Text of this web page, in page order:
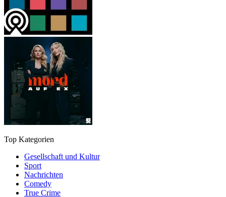
Top Kategorien
Gesellschaft und Kultur
Sport
Nachrichten
Comedy
True Crime